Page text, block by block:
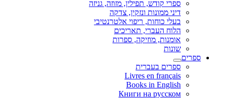
ספרי קודש, תפילין, מזוזה, גניזה
דיני ממונות ונזקין, צדקה
בעלי כוחות, ריפוי אלטרנטיבי
הלוח העברי, תאריכים
אומנות, מוזיקה, ספרות
שונות
ספרים
ספרים בעברית
Livres en français
Books in English
Книги на русском